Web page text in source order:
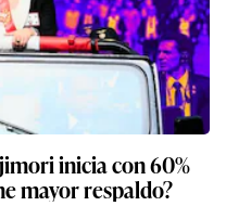
inicia con 60%
mayor respaldo?